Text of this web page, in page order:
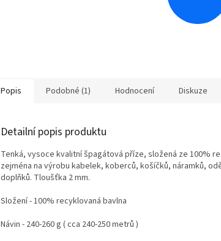
Popis Podobné (1) Hodnocení Diskuze
Detailní popis produktu
Tenká, vysoce kvalitní špagátová příze, složená ze 100%
zejména na výrobu kabelek, koberců, košíčků, náramků,
doplňků. Tloušťka 2 mm.
Složení - 100% recyklovaná bavlna
Návin - 240-260 g ( cca 240-250 metrů )